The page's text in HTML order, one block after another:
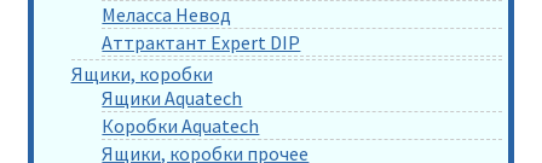
Меласса Невод
Аттрактант Expert DIP
Ящики, коробки
Ящики Aquatech
Коробки Aquatech
Ящики, коробки прочее